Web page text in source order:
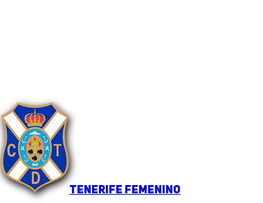
TENERIFE FEMENINO